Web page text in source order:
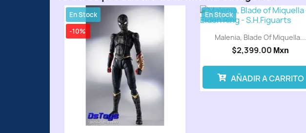
-10%
En Stock
Malenia, Blade Of Miquella...
$2,399.00 Mxn
En Stock
AÑADIR A CARRITO